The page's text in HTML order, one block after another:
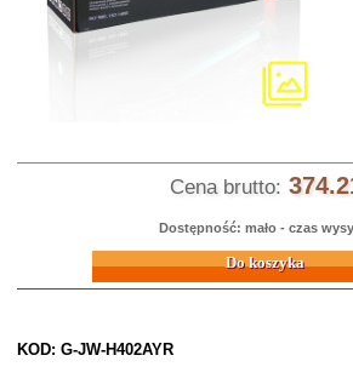
Cena brutto:
Dostępność: mało - czas
Do koszyka
KOD: G-JW-H402AYR